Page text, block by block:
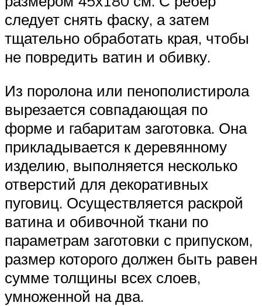
следует снять фаску, а затем
тщательно обработать края, чтобы
не повредить ватин и обивку.
Из поролона или пенополистирола
вырезается совпадающая по
форме и габаритам заготовка. Она
прикладывается к деревянному
изделию, выполняется несколько
отверстий для декоративных
пуговиц. Осуществляется раскрой
ватина и обивочной ткани по
параметрам заготовки с припуском,
размер которого должен быть равен
сумме толщины всех слоев,
умноженной на два.